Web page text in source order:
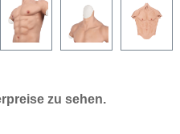
zu sehen.